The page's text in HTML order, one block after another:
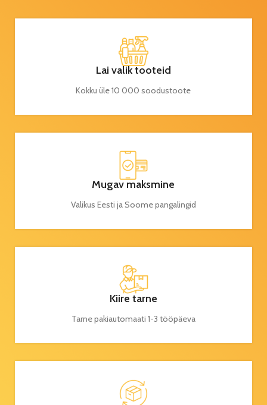
Lai valik tooteid
Kokku üle 10 000 soodustoote
Mugav maksmine
Valikus Eesti ja Soome pangalingid
Kiire tarne
Tarne pakiautomaati 1-3 tööpäeva